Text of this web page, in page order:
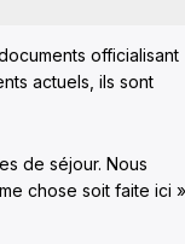
officialisant
actuels, ils sont
de séjour. Nous
chose soit faite ici